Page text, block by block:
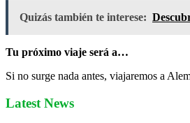
Quizás también te interese:
Tu próximo viaje será a…
Si no surge nada antes, viajaremos a
Latest News